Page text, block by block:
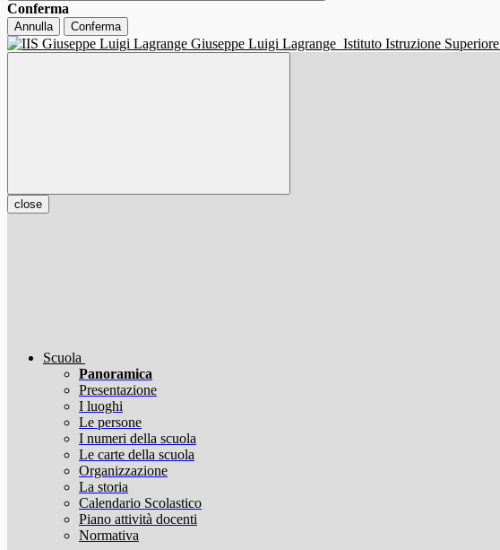
Conferma
Annulla Conferma
Giuseppe Luigi Lagrange Istituto Istruzione Superiore
close
Scuola
Panoramica
Presentazione
I luoghi
Le persone
I numeri della scuola
Le carte della scuola
Organizzazione
La storia
Calendario Scolastico
Piano attività docenti
Normativa